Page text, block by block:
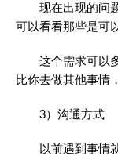
现在出现的问
可以看看那些是可
这个需求可以
比你去做其他事情
3）沟通方式
以前遇到事情